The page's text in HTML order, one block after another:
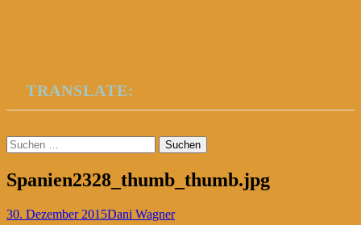
TRANSLATE:
Suchen
nach:
Spanien2328_thumb_thumb.jpg
30. Dezember 2015Dani Wagner